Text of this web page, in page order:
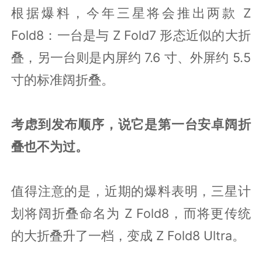
根据爆料，今年三星将会推出两款 Z
Fold8：一台是与 Z Fold7 形态近似的大折
叠，另一台则是内屏约 7.6 寸、外屏约 5.5
寸的标准阔折叠。
考虑到发布顺序，说它是第一台安卓阔折
叠也不为过。
值得注意的是，近期的爆料表明，三星计
划将阔折叠命名为 Z Fold8，而将更传统
的大折叠升了一档，变成 Z Fold8 Ultra。